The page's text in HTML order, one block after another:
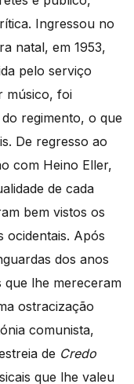
Ingressou no
natal, em 1953,
pelo serviço
músico, foi
regimento, o que
De regresso ao
com Heino Eller,
de cada
bem vistos os
ocidentais. Após
dos anos
que lhe mereceram
ostracização
comunista,
de Credo
que lhe valeu